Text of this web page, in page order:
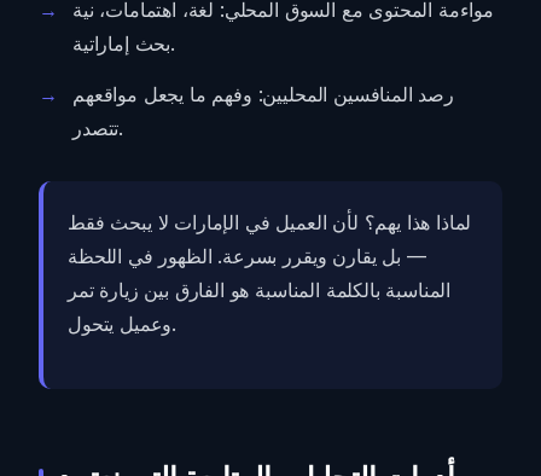
مواءمة المحتوى مع السوق المحلي: لغة، اهتمامات، نية
بحث إماراتية.
رصد المنافسين المحليين: وفهم ما يجعل مواقعهم
تتصدر.
لماذا هذا يهم؟ لأن العميل في الإمارات لا يبحث فقط
— بل يقارن ويقرر بسرعة. الظهور في اللحظة
المناسبة بالكلمة المناسبة هو الفارق بين زيارة تمر
وعميل يتحول.